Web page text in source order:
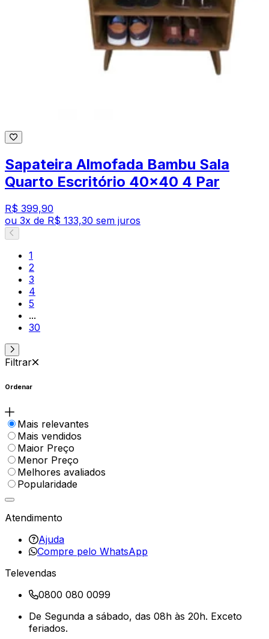
Sapateira Almofada Bambu Sala
Quarto Escritório 40x40 4 Par
R$ 399,90
ou 3x de R$ 133,30 sem juros
1
2
3
4
5
...
30
Filtrar
Ordenar
Mais relevantes
Mais vendidos
Maior Preço
Menor Preço
Melhores avaliados
Popularidade
Atendimento
Ajuda
Compre pelo WhatsApp
Televendas
0800 080 0099
De Segunda a sábado, das 08h às 20h. Exceto
feriados.